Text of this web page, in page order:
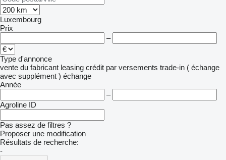
Luxembourg
Prix
–
Type d'annonce
vente du fabricant leasing crédit par versements trade-in ( échange
avec supplément ) échange
Année
–
Agroline ID
Pas assez de filtres ?
Proposer une modification
Résultats de recherche:
-